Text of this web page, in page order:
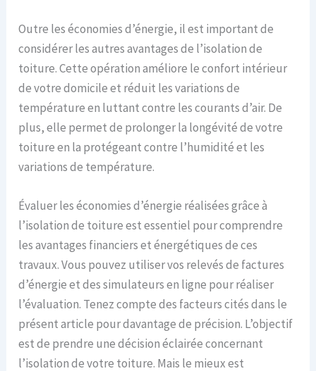
Outre les économies d’énergie, il est important de
considérer les autres avantages de l’isolation de
toiture. Cette opération améliore le confort intérieur
de votre domicile et réduit les variations de
température en luttant contre les courants d’air. De
plus, elle permet de prolonger la longévité de votre
toiture en la protégeant contre l’humidité et les
variations de température.
Évaluer les économies d’énergie réalisées grâce à
l’isolation de toiture est essentiel pour comprendre
les avantages financiers et énergétiques de ces
travaux. Vous pouvez utiliser vos relevés de factures
d’énergie et des simulateurs en ligne pour réaliser
l’évaluation. Tenez compte des facteurs cités dans le
présent article pour davantage de précision. L’objectif
est de prendre une décision éclairée concernant
l’isolation de votre toiture. Mais le mieux est